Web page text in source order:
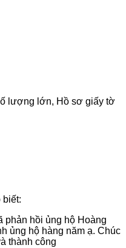
lượng lớn, Hồ sơ giấy tờ
biết:
phản hồi ủng hộ Hoàng
ủng hộ hàng năm ạ. Chúc
thành công